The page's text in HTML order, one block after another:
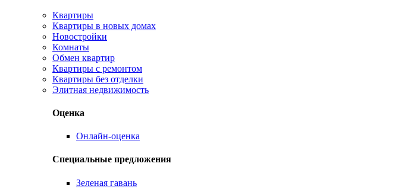
Квартиры
Квартиры в новых домах
Новостройки
Комнаты
Обмен квартир
Квартиры с ремонтом
Квартиры без отделки
Элитная недвижимость
Оценка
Онлайн-оценка
Специальные предложения
Зеленая гавань